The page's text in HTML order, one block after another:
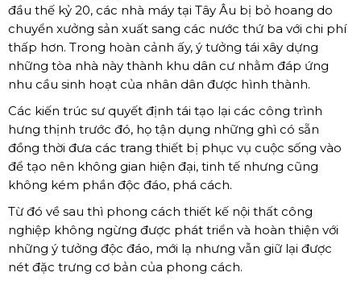
đầu thế kỷ 20, các nhà máy tại Tây Âu bị bỏ hoang do
chuyển xưởng sản xuất sang các nước thứ ba với chi phí
thấp hơn. Trong hoàn cảnh ấy, ý tưởng tái xây dựng
những tòa nhà này thành khu dân cư nhằm đáp ứng
nhu cầu sinh hoạt của nhân dân được hình thành.
Các kiến trúc sư quyết định tái tạo lại các công trình
hưng thịnh trước đó, họ tận dụng những ghì có sẵn
đồng thời đưa các trang thiết bị phục vụ cuộc sống vào
để tạo nên không gian hiện đại, tinh tế nhưng cũng
không kém phần độc đáo, phá cách.
Từ đó về sau thì phong cách thiết kế nội thất công
nghiệp không ngừng được phát triển và hoàn thiện với
những ý tưởng độc đáo, mới lạ nhưng vẫn giữ lại được
nét đặc trưng cơ bản của phong cách.